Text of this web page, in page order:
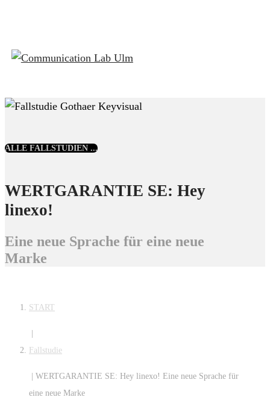
ALLE FALLSTUDIEN ...
WERTGARANTIE SE: Hey
linexo!
Eine neue Sprache für eine neue
Marke
START
Fallstudie
WERTGARANTIE SE: Hey linexo! Eine neue Sprache für
eine neue Marke